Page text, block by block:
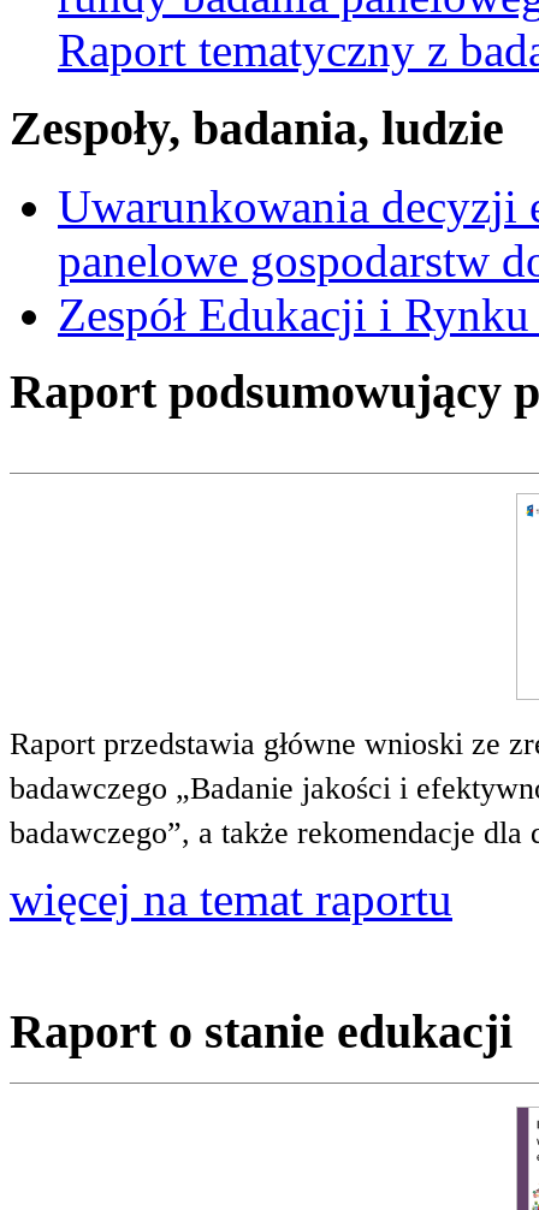
Raport tematyczny z
Zespoły, badania, ludzie
Uwarunkowania decyzji
panelowe gospodarstw
Zespół Edukacji i
Raport podsumowujący
Raport przedstawia główne wnioski ze
badawczego „Badanie jakości i
badawczego”, a także rekomendacje
więcej na temat raportu
Raport o stanie edukacji